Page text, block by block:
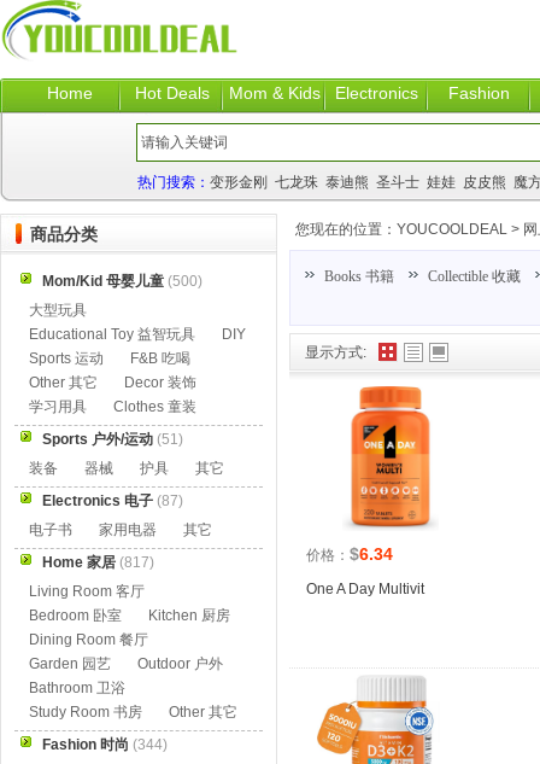
Home Hot Deals Mom & Kids Electronics Fashion
热门搜索： 变形金刚 七龙珠 泰迪熊 圣斗士 娃娃 皮皮熊 魔
显示方式:
价格： $6.34
One A Day Multivit
您现在的位置： YOUCOOLDEAL >
Books 书籍 Collectible 收藏
商品分类
Mom/Kid 母婴儿童 (500)
大型玩具
Educational Toy 益智玩具
DIY
Sports 运动
F&B 吃喝
Other 其它
Decor 装饰
学习用具
Clothes 童装
Sports 户外/运动 (51)
装备
器械 护具
其它
Electronics 电子 (87)
电子书
家用电器
其它
Home 家居 (817)
Living Room 客厅
Bedroom 卧室
Kitchen 厨房
Dining Room 餐厅
Garden 园艺
Outdoor 户外
Bathroom 卫浴
Study Room 书房
Other 其它
Fashion 时尚 (344)